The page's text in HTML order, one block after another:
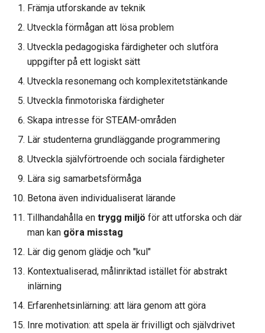
Främja utforskande av teknik
Utveckla förmågan att lösa problem
Utveckla pedagogiska färdigheter och slutföra
uppgifter på ett logiskt sätt
Utveckla resonemang och komplexitetstänkande
Utveckla finmotoriska färdigheter
Skapa intresse för STEAM-områden
Lär studenterna grundläggande programmering
Utveckla självförtroende och sociala färdigheter
Lära sig samarbetsförmåga
Betona även individualiserat lärande
Tillhandahålla en trygg miljö för att utforska och där
man kan göra misstag
Lär dig genom glädje och "kul"
Kontextualiserad, målinriktad istället för abstrakt
inlärning
Erfarenhetsinlärning: att lära genom att göra
Inre motivation: att spela är frivilligt och självdrivet